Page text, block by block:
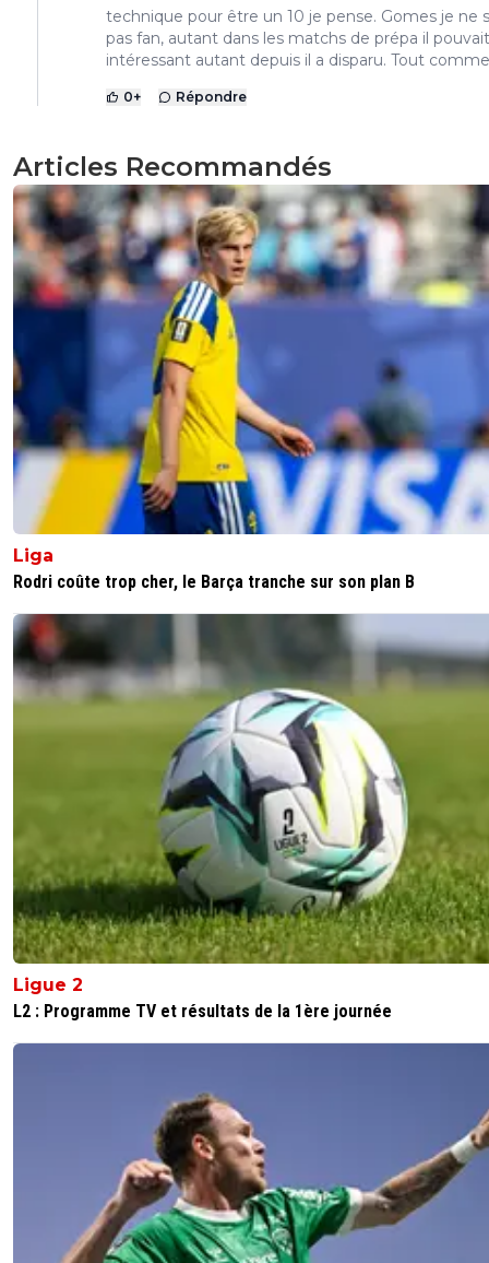
technique pour être un 10 je pense. Gomes je ne
pas fan, autant dans les matchs de prépa il
intéressant autant depuis il a disparu. Tout comme
0+ Répondre
Articles Recommandés
Liga
Rodri coûte trop cher, le Barça tranche sur son plan B
Ligue 2
L2 : Programme TV et résultats de la 1ère journée